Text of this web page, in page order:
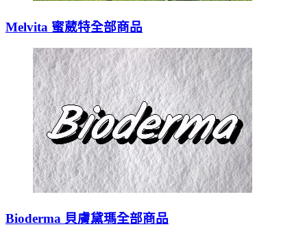
Melvita 蜜葳特全部商品
Bioderma 貝膚黛瑪全部商品